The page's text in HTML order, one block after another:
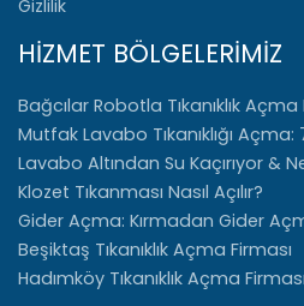
Gizlilik
HİZMET BÖLGELERİMİZ
Bağcılar Robotla Tıkanıklık
Mutfak Lavabo Tıkanıklığı
Lavabo Altından Su Kaçırıyor &
Klozet Tıkanması Nasıl Açılır?
Gider Açma: Kırmadan Gider
Beşiktaş Tıkanıklık Açma Firması
Hadımköy Tıkanıklık Açma Firması